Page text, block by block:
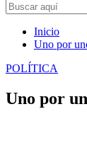
Inicio
Uno por
POLÍTICA
Uno por